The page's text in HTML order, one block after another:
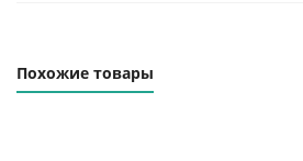
Похожие товары